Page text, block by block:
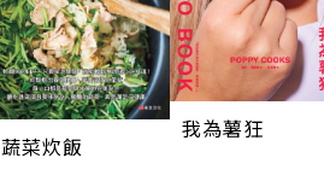
蔬菜炊飯
我為薯狂